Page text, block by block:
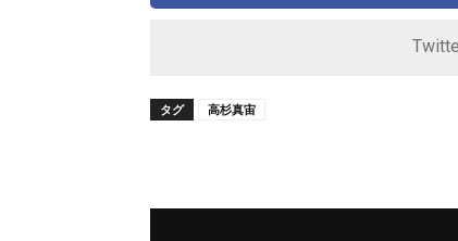
タグ 高杉真宙